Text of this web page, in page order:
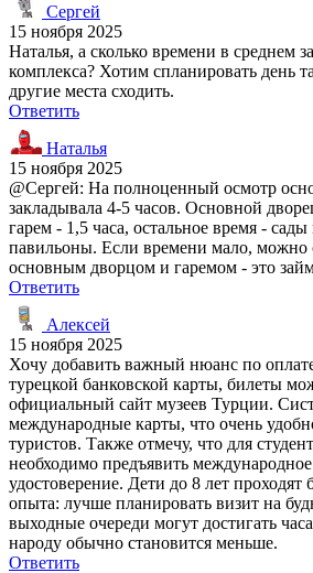
Сергей
15 ноября 2025
Наталья, а сколько времени в среднем
комплекса? Хотим спланировать день
другие места сходить.
Ответить
Наталья
15 ноября 2025
@Сергей: На полноценный осмотр
закладывала 4-5 часов. Основной
гарем - 1,5 часа, остальное время -
павильоны. Если времени мало, можно
основным дворцом и гаремом - это
Ответить
Алексей
15 ноября 2025
Хочу добавить важный нюанс по
турецкой банковской карты, билеты
официальный сайт музеев Турции.
международные карты, что очень
туристов. Также отмечу, что для
необходимо предъявить международное
удостоверение. Дети до 8 лет проходят
опыта: лучше планировать визит на
выходные очереди могут достигать
народу обычно становится меньше.
Ответить